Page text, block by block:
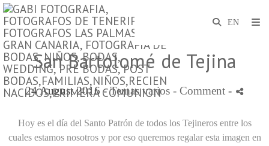
San Bartolomé de Tejina
24 August 2016 -Temas varios - Comment -
Hoy es el día del Santo Patrón de todos los Tejineros entre los
cuales estamos nosotros y por eso queremos regalar esta imagen en